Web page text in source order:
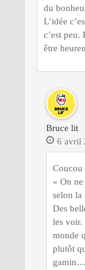
du
L’idée
c’est peu.
être
Bruce lit
6 avril
Coucou
« On
selon
Des
les voir.
monde
plutôt